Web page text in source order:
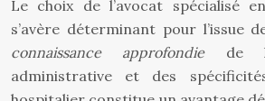
Le choix de l’avocat spécialisé
s’avère déterminant pour l’issue
connaissance approfondiede la
administrative et des